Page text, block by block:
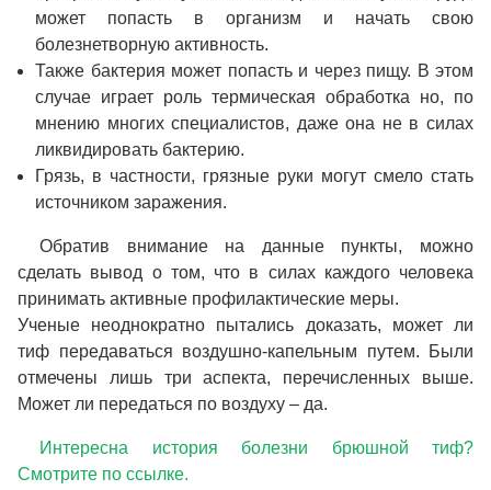
может попасть в организм и начать свою
болезнетворную активность.
Также бактерия может попасть и через пищу. В этом
случае играет роль термическая обработка но, по
мнению многих специалистов, даже она не в силах
ликвидировать бактерию.
Грязь, в частности, грязные руки могут смело стать
источником заражения.
Обратив внимание на данные пункты, можно
сделать вывод о том, что в силах каждого человека
принимать активные профилактические меры.
Ученые неоднократно пытались доказать, может ли
тиф передаваться воздушно-капельным путем. Были
отмечены лишь три аспекта, перечисленных выше.
Может ли передаться по воздуху – да.
Интересна история болезни брюшной тиф?
Смотрите по ссылке.